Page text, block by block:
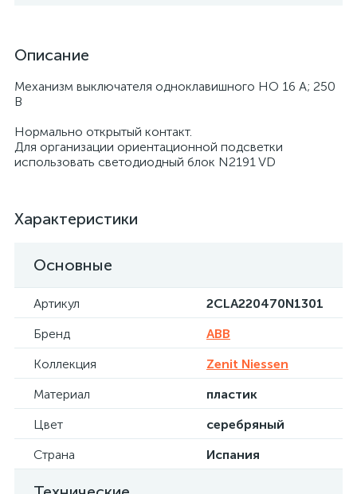
Описание
Механизм выключателя одноклавишного НО 16 A; 250
В
Нормально открытый контакт.
Для организации ориентационной подсветки
использовать светодиодный блок N2191 VD
Характеристики
Основные
Артикул
2CLA220470N1301
Бренд
ABB
Коллекция
Zenit Niessen
Материал
пластик
Цвет
серебряный
Страна
Испания